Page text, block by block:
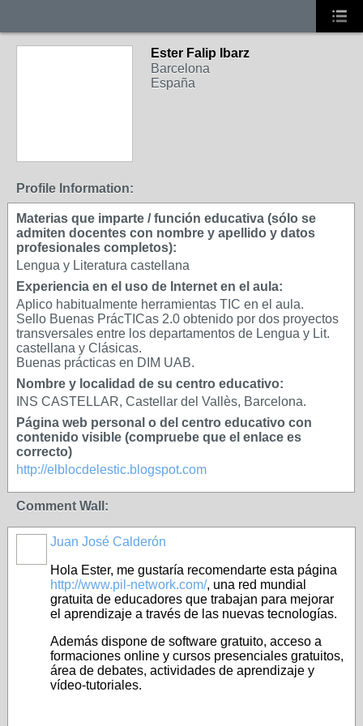
Ester Falip Ibarz
Barcelona
España
Profile Information:
Materias que imparte / función educativa (sólo se
admiten docentes con nombre y apellido y datos
profesionales completos):
Lengua y Literatura castellana
Experiencia en el uso de Internet en el aula:
Aplico habitualmente herramientas TIC en el aula.
Sello Buenas PrácTICas 2.0 obtenido por dos proyectos
transversales entre los departamentos de Lengua y Lit.
castellana y Clásicas.
Buenas prácticas en DIM UAB.
Nombre y localidad de su centro educativo:
INS CASTELLAR, Castellar del Vallès, Barcelona.
Página web personal o del centro educativo con
contenido visible (compruebe que el enlace es
correcto)
http://elblocdelestic.blogspot.com
Comment Wall:
Juan José Calderón
Hola Ester, me gustaría recomendarte esta página
http://www.pil-network.com/, una red mundial
gratuita de educadores que trabajan para mejorar
el aprendizaje a través de las nuevas tecnologías.
Además dispone de software gratuito, acceso a
formaciones online y cursos presenciales gratuitos,
área de debates, actividades de aprendizaje y
vídeo-tutoriales.